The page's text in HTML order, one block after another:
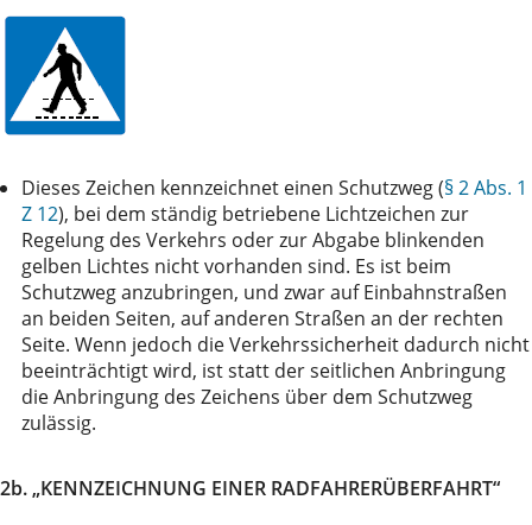
Dieses Zeichen kennzeichnet einen Schutzweg (§ 2 Abs. 1
Z 12), bei dem ständig betriebene Lichtzeichen zur
Regelung des Verkehrs oder zur Abgabe blinkenden
gelben Lichtes nicht vorhanden sind. Es ist beim
Schutzweg anzubringen, und zwar auf Einbahnstraßen
an beiden Seiten, auf anderen Straßen an der rechten
Seite. Wenn jedoch die Verkehrssicherheit dadurch nicht
beeinträchtigt wird, ist statt der seitlichen Anbringung
die Anbringung des Zeichens über dem Schutzweg
zulässig.
2b. „KENNZEICHNUNG EINER RADFAHRERÜBERFAHRT“